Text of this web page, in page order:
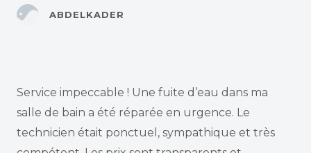
ABDELKADER
Service impeccable ! Une fuite d’eau dans ma
salle de bain a été réparée en urgence. Le
technicien était ponctuel, sympathique et très